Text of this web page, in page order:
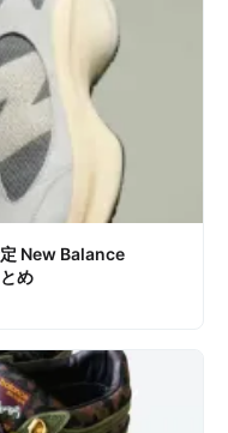
New Balance
め